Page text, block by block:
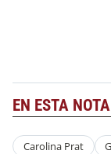
EN ESTA NOTA
Carolina Prat